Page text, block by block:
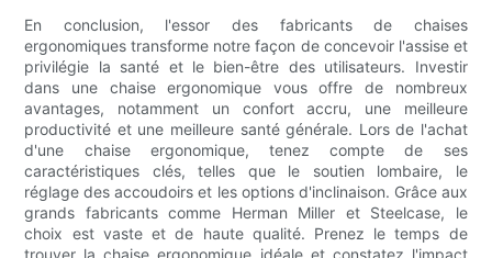
En conclusion, l'essor des fabricants de chaises
ergonomiques transforme notre façon de concevoir l'assise et
privilégie la santé et le bien-être des utilisateurs. Investir
dans une chaise ergonomique vous offre de nombreux
avantages, notamment un confort accru, une meilleure
productivité et une meilleure santé générale. Lors de l'achat
d'une chaise ergonomique, tenez compte de ses
caractéristiques clés, telles que le soutien lombaire, le
réglage des accoudoirs et les options d'inclinaison. Grâce aux
grands fabricants comme Herman Miller et Steelcase, le
choix est vaste et de haute qualité. Prenez le temps de